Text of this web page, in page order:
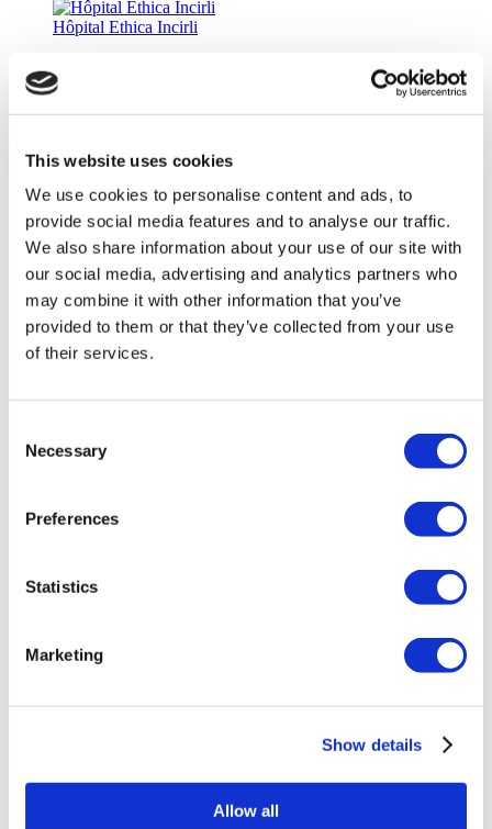
This website uses cookies
We use cookies to personalise content and ads, to
provide social media features and to analyse our traffic.
We also share information about your use of our site with
our social media, advertising and analytics partners who
may combine it with other information that you’ve
provided to them or that they’ve collected from your use
of their services.
Selection
Necessary
Preferences
Statistics
Marketing
Show details
Allow all
Hôpital Ethica Incirli
Hôpital Acibadem Bodrum
Turan &Turan Clinic
Flymedi
TÜRSAB – Les transactions sur flymedi.com sont gérées par
MIRAC SARA TOURISM, une agence de voyage de
Groupe A enregistrée auprès de TÜRSAB (Certificat No:
12276).
Tous les traitements sont effectués par un établissement de
santé certifié en tourisme de santé.
À propos de Nous
Guide Pré-Op
Plans De Paiement
Blog
Contactez-nous